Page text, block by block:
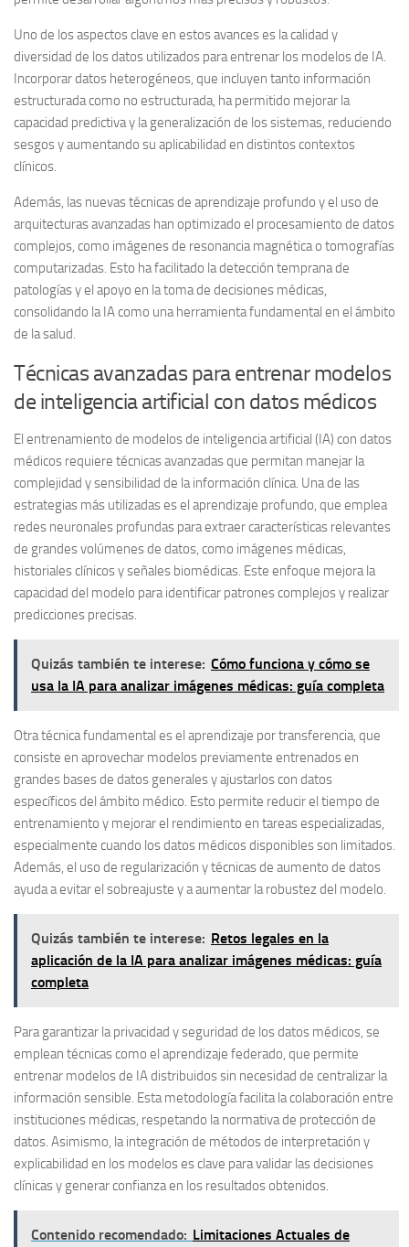
Uno de los aspectos clave en estos avances es la calidad y
diversidad de los datos utilizados para entrenar los modelos de IA.
Incorporar datos heterogéneos, que incluyen tanto información
estructurada como no estructurada, ha permitido mejorar la
capacidad predictiva y la generalización de los sistemas, reduciendo
sesgos y aumentando su aplicabilidad en distintos contextos
clínicos.
Además, las nuevas técnicas de aprendizaje profundo y el uso de
arquitecturas avanzadas han optimizado el procesamiento de datos
complejos, como imágenes de resonancia magnética o tomografías
computarizadas. Esto ha facilitado la detección temprana de
patologías y el apoyo en la toma de decisiones médicas,
consolidando la IA como una herramienta fundamental en el ámbito
de la salud.
Técnicas avanzadas para entrenar modelos
de inteligencia artificial con datos médicos
El entrenamiento de modelos de inteligencia artificial (IA) con datos
médicos requiere técnicas avanzadas que permitan manejar la
complejidad y sensibilidad de la información clínica. Una de las
estrategias más utilizadas es el aprendizaje profundo, que emplea
redes neuronales profundas para extraer características relevantes
de grandes volúmenes de datos, como imágenes médicas,
historiales clínicos y señales biomédicas. Este enfoque mejora la
capacidad del modelo para identificar patrones complejos y realizar
predicciones precisas.
Quizás también te interese: Cómo funciona y cómo se
usa la IA para analizar imágenes médicas: guía completa
Otra técnica fundamental es el aprendizaje por transferencia, que
consiste en aprovechar modelos previamente entrenados en
grandes bases de datos generales y ajustarlos con datos
específicos del ámbito médico. Esto permite reducir el tiempo de
entrenamiento y mejorar el rendimiento en tareas especializadas,
especialmente cuando los datos médicos disponibles son limitados.
Además, el uso de regularización y técnicas de aumento de datos
ayuda a evitar el sobreajuste y a aumentar la robustez del modelo.
Quizás también te interese: Retos legales en la
aplicación de la IA para analizar imágenes médicas: guía
completa
Para garantizar la privacidad y seguridad de los datos médicos, se
emplean técnicas como el aprendizaje federado, que permite
entrenar modelos de IA distribuidos sin necesidad de centralizar la
información sensible. Esta metodología facilita la colaboración entre
instituciones médicas, respetando la normativa de protección de
datos. Asimismo, la integración de métodos de interpretación y
explicabilidad en los modelos es clave para validar las decisiones
clínicas y generar confianza en los resultados obtenidos.
Contenido recomendado: Limitaciones Actuales de